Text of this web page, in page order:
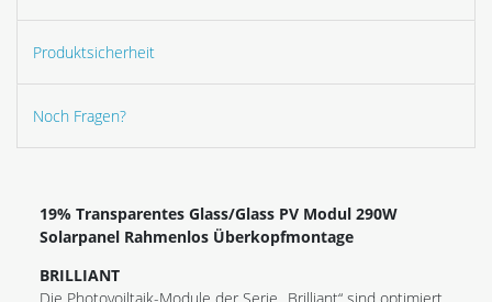
Produktsicherheit
Noch Fragen?
19% Transparentes Glass/Glass PV Modul 290W
Solarpanel Rahmenlos Überkopfmontage
BRILLIANT